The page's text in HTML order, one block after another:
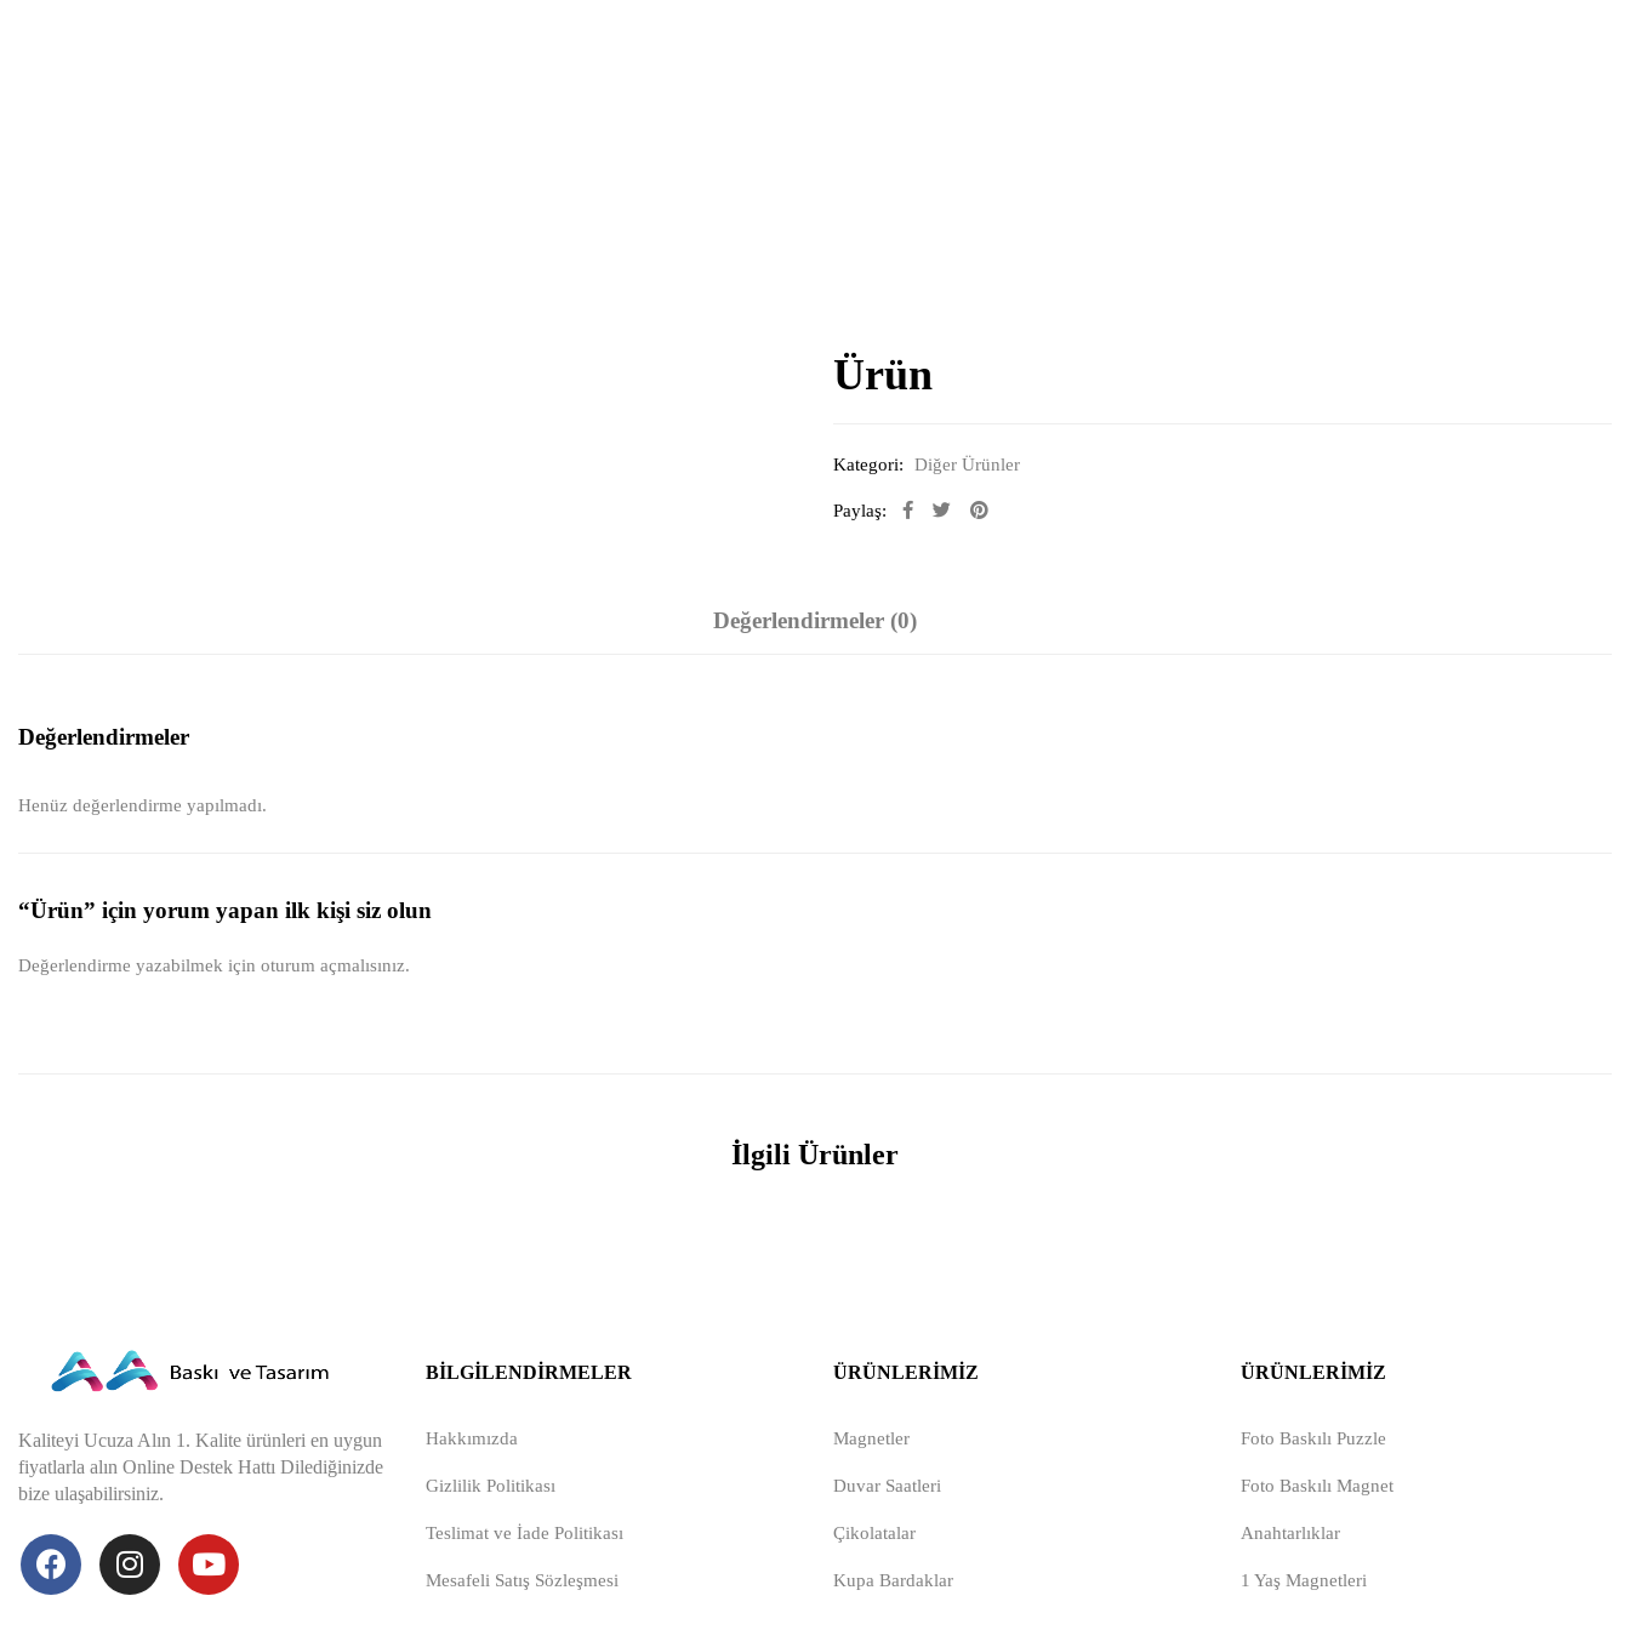
Ürün
Kategori: Diğer Ürünler
Paylaş:
Değerlendirmeler (0)
Değerlendirmeler
Henüz değerlendirme yapılmadı.
“Ürün” için yorum yapan ilk kişi siz olun
Değerlendirme yazabilmek için oturum açmalısınız.
İlgili Ürünler
Kaliteyi Ucuza Alın 1. Kalite ürünleri en uygun
fiyatlarla alın Online Destek Hattı Dilediğinizde
bize ulaşabilirsiniz.
BILGILENDIRMELER
Hakkımızda
Gizlilik Politikası
Teslimat ve İade Politikası
Mesafeli Satış Sözleşmesi
ÜRÜNLERIMIZ
Magnetler
Duvar Saatleri
Çikolatalar
Kupa Bardaklar
ÜRÜNLERIMIZ
Foto Baskılı Puzzle
Foto Baskılı Magnet
Anahtarlıklar
1 Yaş Magnetleri